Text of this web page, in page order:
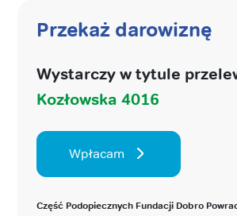
Przekaż darowiznę
Wystarczy w tytule
Kozłowska 4016
Wpłacam
Część Podopiecznych Fundacji Dobro